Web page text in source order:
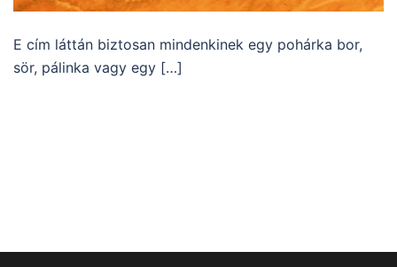
E cím láttán biztosan mindenkinek egy pohárka bor,
sör, pálinka vagy egy […]